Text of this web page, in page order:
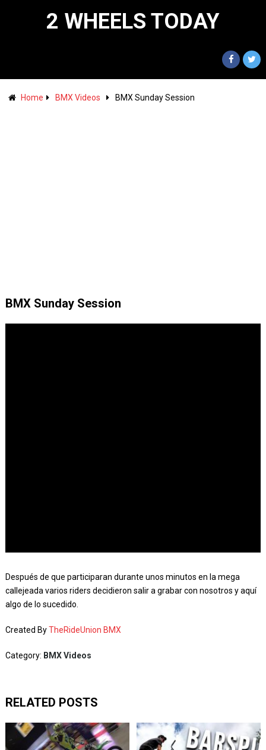
2 WHEELS TODAY
Home BMX Videos BMX Sunday Session
BMX Sunday Session
Después de que participaran durante unos minutos en la mega
callejeada varios riders decidieron salir a grabar con nosotros y aquí
algo de lo sucedido.
Created ByTheRideUnion BMX
Category: BMX Videos
RELATED POSTS